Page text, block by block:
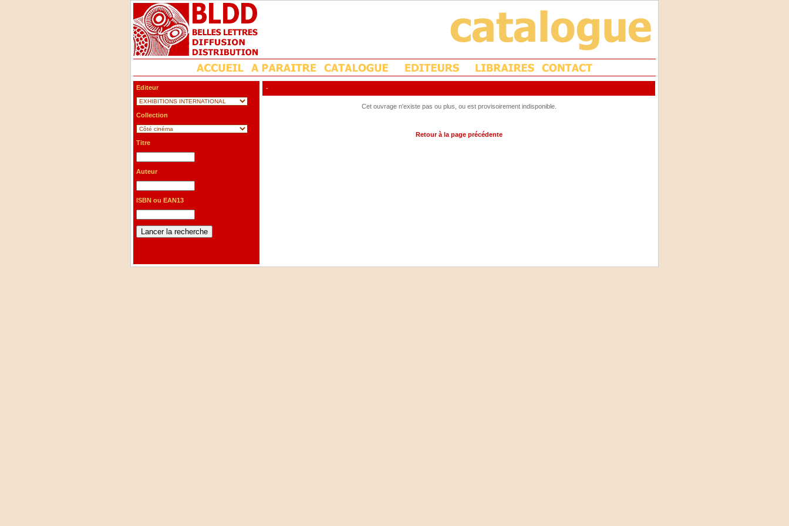
Editeur
Collection
Titre
Auteur
ISBN ou EAN13
-
Cet ouvrage n'existe pas ou plus, ou est provisoirement indisponible.
Retour à la page précédente